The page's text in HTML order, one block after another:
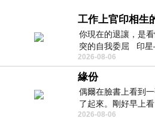
工作上官印相生
你現在的退讓，是
突的自我委屈 印
一步觀察，不會
2026-08-06
緣份
偶爾在臉書上看到
了起來。剛好早上
的貼文，在回顧年輕
2026-08-06